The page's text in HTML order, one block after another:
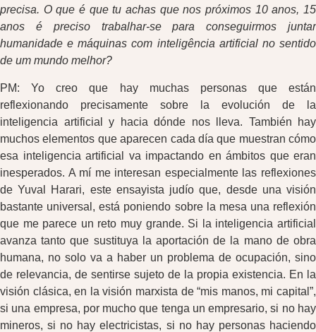
precisa. O que é que tu achas que nos próximos 10 anos, 15
anos é preciso trabalhar-se para conseguirmos juntar
humanidade e máquinas com inteligência artificial no sentido
de um mundo melhor?
PM: Yo creo que hay muchas personas que están
reflexionando precisamente sobre la evolución de la
inteligencia artificial y hacia dónde nos lleva. También hay
muchos elementos que aparecen cada día que muestran cómo
esa inteligencia artificial va impactando en ámbitos que eran
inesperados. A mí me interesan especialmente las reflexiones
de Yuval Harari, este ensayista judío que, desde una visión
bastante universal, está poniendo sobre la mesa una reflexión
que me parece un reto muy grande. Si la inteligencia artificial
avanza tanto que sustituya la aportación de la mano de obra
humana, no solo va a haber un problema de ocupación, sino
de relevancia, de sentirse sujeto de la propia existencia. En la
visión clásica, en la visión marxista de “mis manos, mi capital”,
si una empresa, por mucho que tenga un empresario, si no hay
mineros, si no hay electricistas, si no hay personas haciendo